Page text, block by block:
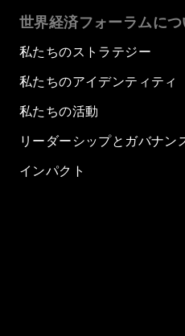
世界経済フォーラムにつ
私たちのストラテジー
私たちのアイデンティティ
私たちの活動
リーダーシップとガバナン
インパクト